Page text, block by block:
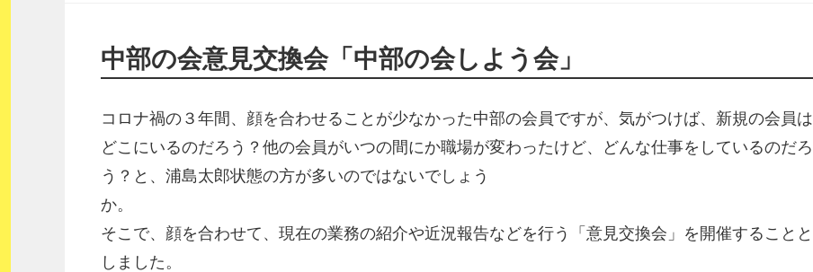
中部の会意見交換会「中部の会しよう会」
コロナ禍の３年間、顔を合わせることが少なかった中部の会員ですが、気がつけば、新規の会員は
どこにいるのだろう？他の会員がいつの間にか職場が変わったけど、どんな仕事をしているのだろ
う？と、浦島太郎状態の方が多いのではないでしょう
か。
そこで、顔を合わせて、現在の業務の紹介や近況報告などを行う「意見交換会」を開催することと
しました。